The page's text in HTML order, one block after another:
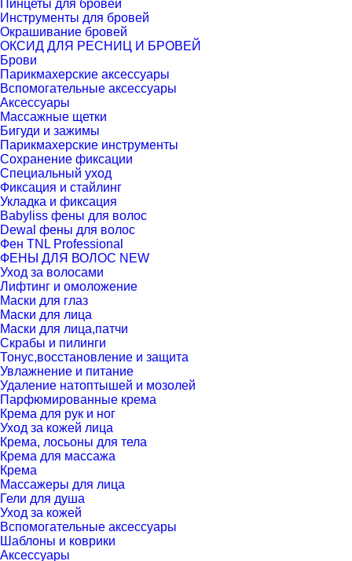
Пинцеты для бровей
Инструменты для бровей
Окрашивание бровей
ОКСИД ДЛЯ РЕСНИЦ И БРОВЕЙ
Брови
Парикмахерские аксессуары
Вспомогательные аксессуары
Аксессуары
Массажные щетки
Бигуди и зажимы
Парикмахерские инструменты
Сохранение фиксации
Специальный уход
Фиксация и стайлинг
Укладка и фиксация
Babyliss фены для волос
Dewal фены для волос
Фен TNL Professional
ФЕНЫ ДЛЯ ВОЛОС NEW
Уход за волосами
Лифтинг и омоложение
Маски для глаз
Маски для лица
Маски для лица,патчи
Скрабы и пилинги
Тонус,восстановление и защита
Увлажнение и питание
Удаление натоптышей и мозолей
Парфюмированные крема
Крема для рук и ног
Уход за кожей лица
Крема, лосьоны для тела
Крема для массажа
Крема
Массажеры для лица
Гели для душа
Уход за кожей
Вспомогательные аксессуары
Шаблоны и коврики
Аксессуары